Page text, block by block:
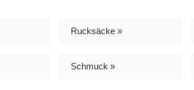
Rucksäcke »
Schmuck »